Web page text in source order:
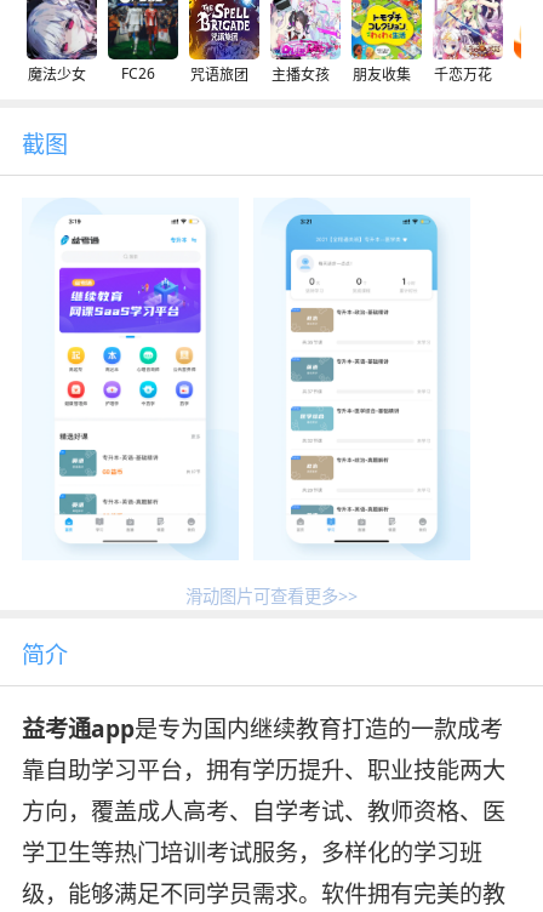
魔法少女 FC26 咒语旅团 主播女孩 朋友收集 千恋万花
截图
滑动图片可查看更多>>
简介
益考通app是专为国内继续教育打造的一款成考
靠自助学习平台，拥有学历提升、职业技能两大
方向，覆盖成人高考、自学考试、教师资格、医
学卫生等热门培训考试服务，多样化的学习班
级，能够满足不同学员需求。软件拥有完美的教